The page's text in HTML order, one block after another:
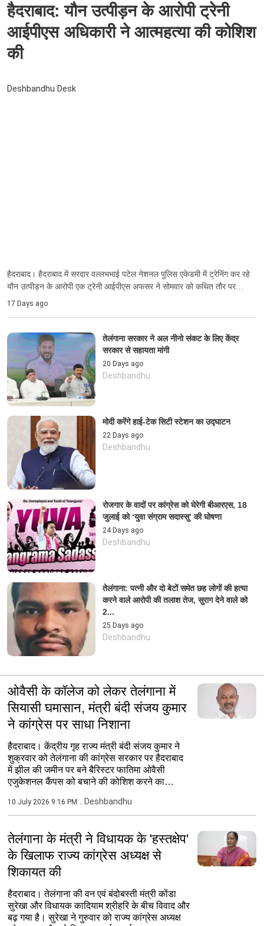
हैदराबाद: यौन उत्पीड़न के आरोपी ट्रेनी
आईपीएस अधिकारी ने आत्महत्या की कोशिश
की
Deshbandhu Desk
हैदराबाद। हैदराबाद में सरदार वल्लभभाई पटेल नेशनल पुलिस एकेडमी में ट्रेनिंग कर रहे
यौन उत्पीड़न के आरोपी एक ट्रेनी आईपीएस अफसर ने सोमवार को कथित तौर पर...
17 Days ago
तेलंगाना सरकार ने अल नीनो संकट के लिए केंद्र
सरकार से सहायता मांगी
20 Days ago
Deshbandhu
मोदी करेंगे हाई-टेक सिटी स्टेशन का उद्घाटन
22 Days ago
Deshbandhu
रोजगार के वादों पर कांग्रेस को घेरेगी बीआरएस, 18
जुलाई को ‘युवा संग्राम सदास्सु’ की घोषणा
24 Days ago
Deshbandhu
तेलंगाना: पत्नी और दो बेटों समेत छह लोगों की हत्या
करने वाले आरोपी की तलाश तेज, सुराग देने वाले को
2...
25 Days ago
Deshbandhu
ओवैसी के कॉलेज को लेकर तेलंगाना में
सियासी घमासान, मंत्री बंदी संजय कुमार
ने कांग्रेस पर साधा निशाना
हैदराबाद। केंद्रीय गृह राज्य मंत्री बंदी संजय कुमार ने
शुक्रवार को तेलंगाना की कांग्रेस सरकार पर हैदराबाद
में झील की जमीन पर बने बैरिस्टर फातिमा ओवैसी
एजुकेशनल कैंपस को बचाने की कोशिश करने का
10 July 2026 9:16 PM Deshbandhu
तेलंगाना के मंत्री ने विधायक के 'हस्तक्षेप'
के खिलाफ राज्य कांग्रेस अध्यक्ष से
शिकायत की
हैदराबाद। तेलंगाना की वन एवं बंदोबस्ती मंत्री कोंडा
सुरेखा और विधायक कादियाम श्रीहरि के बीच विवाद और
बढ़ गया है। सुरेखा ने गुरुवार को राज्य कांग्रेस अध्यक्ष